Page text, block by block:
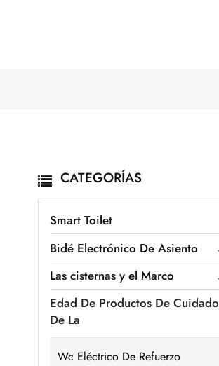
CATEGORÍAS
Smart Toilet
Bidé Electrónico De Asiento
Las cisternas y el Marco
Edad De Productos De Cuidado
De La
Wc Eléctrico De Refuerzo